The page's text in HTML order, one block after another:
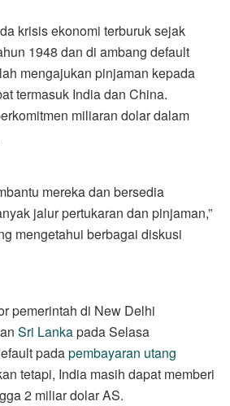
krisis ekonomi terburuk sejak
1948 dan di ambang default
mengajukan pinjaman kepada
termasuk India dan China.
miliaran dolar dalam
mereka dan bersedia
jalur pertukaran dan pinjaman,”
mengetahui berbagai diskusi
pemerintah di New Delhi
Sri Lankapada Selasa
padapembayaran utang
tetapi, India masih dapat memberi
2 miliar dolar AS.